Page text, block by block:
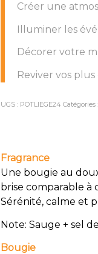
Créer une
Illuminer les
Décorer votre
Reviver vos
UGS : POTLIEGE24 Catégories :
Fragrance
Une bougie au
brise comparable à
Sérénité, calme et
Note: Sauge + sel
Bougie